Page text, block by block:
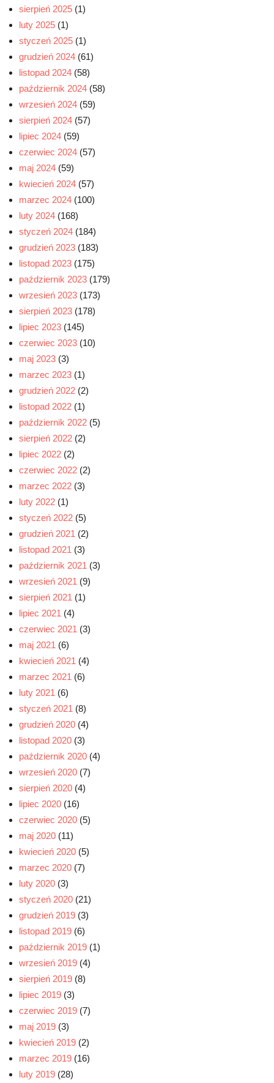
sierpień 2025 (1)
luty 2025 (1)
styczeń 2025 (1)
grudzień 2024 (61)
listopad 2024 (58)
październik 2024 (58)
wrzesień 2024 (59)
sierpień 2024 (57)
lipiec 2024 (59)
czerwiec 2024 (57)
maj 2024 (59)
kwiecień 2024 (57)
marzec 2024 (100)
luty 2024 (168)
styczeń 2024 (184)
grudzień 2023 (183)
listopad 2023 (175)
październik 2023 (179)
wrzesień 2023 (173)
sierpień 2023 (178)
lipiec 2023 (145)
czerwiec 2023 (10)
maj 2023 (3)
marzec 2023 (1)
grudzień 2022 (2)
listopad 2022 (1)
październik 2022 (5)
sierpień 2022 (2)
lipiec 2022 (2)
czerwiec 2022 (2)
marzec 2022 (3)
luty 2022 (1)
styczeń 2022 (5)
grudzień 2021 (2)
listopad 2021 (3)
październik 2021 (3)
wrzesień 2021 (9)
sierpień 2021 (1)
lipiec 2021 (4)
czerwiec 2021 (3)
maj 2021 (6)
kwiecień 2021 (4)
marzec 2021 (6)
luty 2021 (6)
styczeń 2021 (8)
grudzień 2020 (4)
listopad 2020 (3)
październik 2020 (4)
wrzesień 2020 (7)
sierpień 2020 (4)
lipiec 2020 (16)
czerwiec 2020 (5)
maj 2020 (11)
kwiecień 2020 (5)
marzec 2020 (7)
luty 2020 (3)
styczeń 2020 (21)
grudzień 2019 (3)
listopad 2019 (6)
październik 2019 (1)
wrzesień 2019 (4)
sierpień 2019 (8)
lipiec 2019 (3)
czerwiec 2019 (7)
maj 2019 (3)
kwiecień 2019 (2)
marzec 2019 (16)
luty 2019 (28)